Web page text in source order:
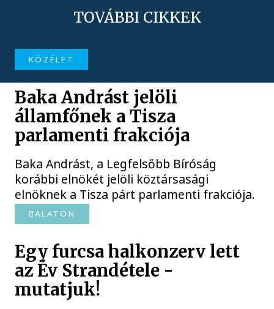
TOVÁBBI CIKKEK
KÖZÉLET
Baka Andrást jelöli
államfőnek a Tisza
parlamenti frakciója
Baka Andrást, a Legfelsőbb Bíróság
korábbi elnökét jelöli köztársasági
elnöknek a Tisza párt parlamenti frakciója.
BALATON
Egy furcsa halkonzerv lett
az Év Strandétele -
mutatjuk!